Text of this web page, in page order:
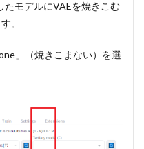
たモデルにVAEを焼きこむ
。
」（焼きこまない）を選